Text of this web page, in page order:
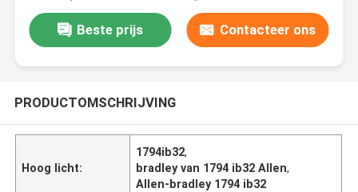
Beste prijs Contacteer ons
PRODUCTOMSCHRIJVING
Hoog licht:
1794ib32,
bradley van 1794 ib32 Allen,
Allen-bradley 1794 ib32